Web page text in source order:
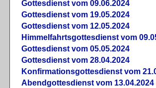
Gottesdienst vom 09.06.2024
Gottesdienst vom 19.05.2024
Gottesdienst vom 12.05.2024
Himmelfahrtsgottesdienst vom
Gottesdienst vom 05.05.2024
Gottesdienst vom 28.04.2024
Konfirmationsgottesdienst vom
Abendgottesdienst vom 13.04.2024